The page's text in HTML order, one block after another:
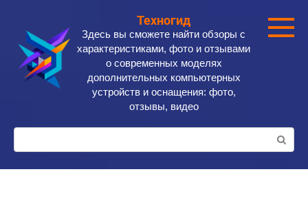
контенту
Техногид
Здесь вы сможете найти обзоры с
характеристиками, фото и отзывами
о современных моделях
дополнительных компьютерных
устройств и оснащения: фото,
отзывы, видео
Поиск: